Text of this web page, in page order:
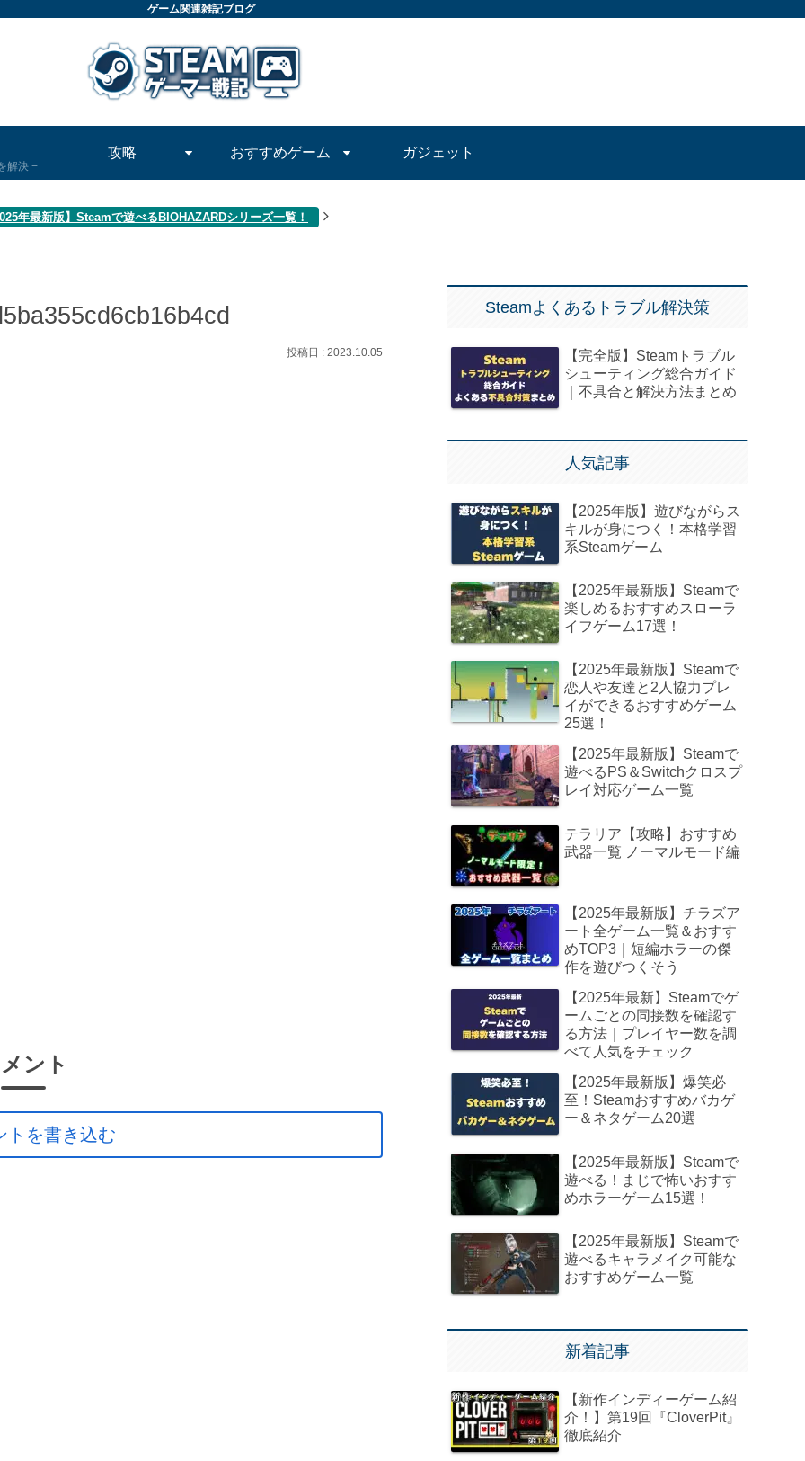
ゲーム関連雑記ブログ
解決
攻略 おすすめゲーム ガジェット
年最新版】Steamで遊べるBIOHAZARDシリーズ一覧！
2023.10.05
ント
トを書き込む
Steamよくあるトラブル解決策
【完全版】Steamトラブル
シューティング総合ガイド
｜不具合と解決方法まとめ
人気記事
【2025年版】遊びながらス
キルが身につく！本格学習
系Steamゲーム
【2025年最新版】Steamで
楽しめるおすすめスローラ
イフゲーム17選！
【2025年最新版】Steamで
恋人や友達と2人協力プレ
イができるおすすめゲーム
25選！
【2025年最新版】Steamで
遊べるPS＆Switchクロスプ
レイ対応ゲーム一覧
テラリア【攻略】おすすめ
武器一覧 ノーマルモード編
【2025年最新版】チラズア
ート全ゲーム一覧＆おすす
めTOP3｜短編ホラーの傑
作を遊びつくそう
【2025年最新】Steamでゲ
ームごとの同接数を確認す
る方法｜プレイヤー数を調
べて人気をチェック
【2025年最新版】爆笑必
至！Steamおすすめバカゲ
ー＆ネタゲーム20選
【2025年最新版】Steamで
遊べる！まじで怖いおすす
めホラーゲーム15選！
【2025年最新版】Steamで
遊べるキャラメイク可能な
おすすめゲーム一覧
新着記事
【新作インディーゲーム紹
介！】第19回『CloverPit』
徹底紹介